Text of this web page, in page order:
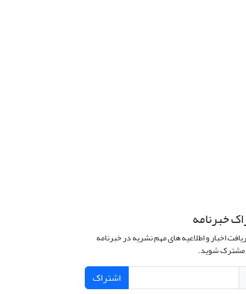
خبرنامه
اخبار و اطلاعیه های مهم نشریه در خبرنامه
مشترک شوید.
اشتراک